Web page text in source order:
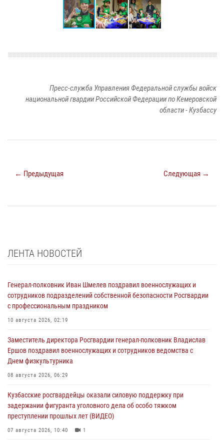
Пресс-служба Управления Федеральной службы войск
национальной гвардии Российской Федерации по Кемеровской
области - Кузбассу
← Предыдущая Следующая →
ЛЕНТА НОВОСТЕЙ
Генерал-полковник Иван Шмелев поздравил военнослужащих и
сотрудников подразделений собственной безопасности Росгвардии
с профессиональным праздником
10 августа 2026, 02:19
Заместитель директора Росгвардии генерал-полковник Владислав
Ершов поздравил военнослужащих и сотрудников ведомства с
Днем физкультурника
08 августа 2026, 06:29
Кузбасские росгвардейцы оказали силовую поддержку при
задержании фигуранта уголовного дела об особо тяжком
преступлении прошлых лет (ВИДЕО)
07 августа 2026, 10:40 1